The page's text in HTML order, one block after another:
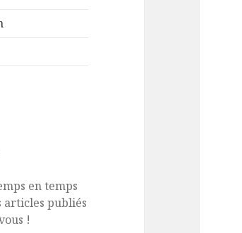
en temps
articles publiés
!